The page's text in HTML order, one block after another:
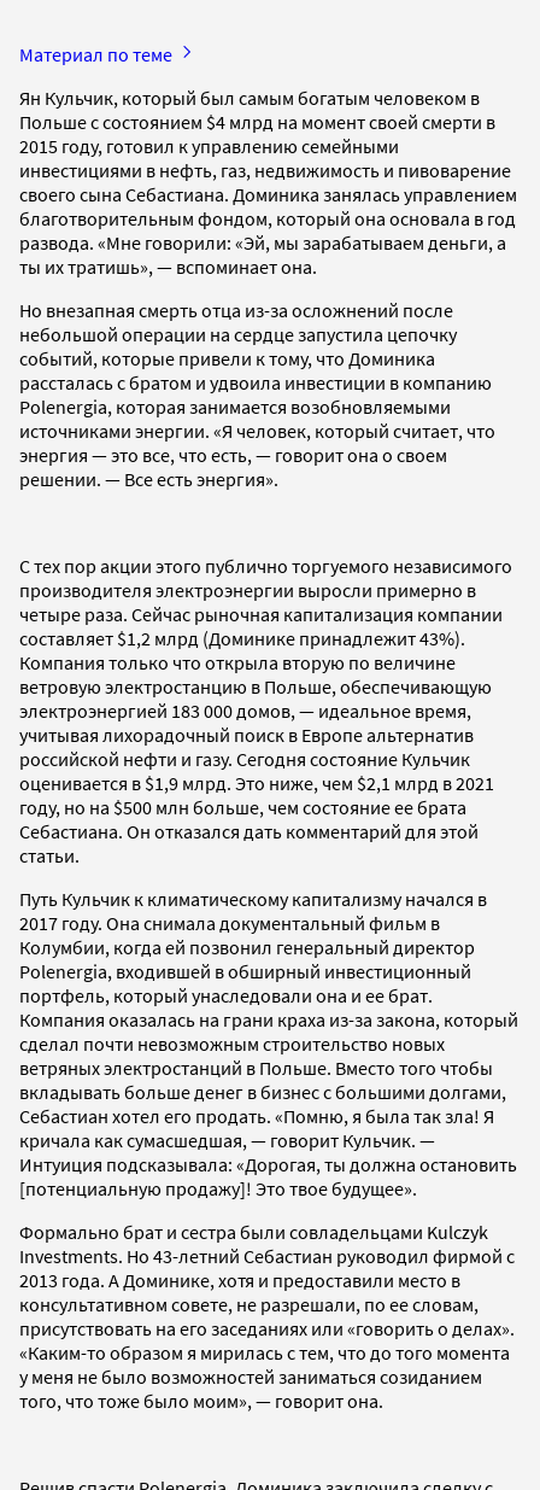
Материал по теме
Ян Кульчик, который был самым богатым человеком в
Польше с состоянием $4 млрд на момент своей смерти в
2015 году, готовил к управлению семейными
инвестициями в нефть, газ, недвижимость и пивоварение
своего сына Себастиана. Доминика занялась управлением
благотворительным фондом, который она основала в год
развода. «Мне говорили: «Эй, мы зарабатываем деньги, а
ты их тратишь», — вспоминает она.
Но внезапная смерть отца из-за осложнений после
небольшой операции на сердце запустила цепочку
событий, которые привели к тому, что Доминика
рассталась с братом и удвоила инвестиции в компанию
Polenergia, которая занимается возобновляемыми
источниками энергии. «Я человек, который считает, что
энергия — это все, что есть, — говорит она о своем
решении. — Все есть энергия».
С тех пор акции этого публично торгуемого независимого
производителя электроэнергии выросли примерно в
четыре раза. Сейчас рыночная капитализация компании
составляет $1,2 млрд (Доминике принадлежит 43%).
Компания только что открыла вторую по величине
ветровую электростанцию в Польше, обеспечивающую
электроэнергией 183 000 домов, — идеальное время,
учитывая лихорадочный поиск в Европе альтернатив
российской нефти и газу. Сегодня состояние Кульчик
оценивается в $1,9 млрд. Это ниже, чем $2,1 млрд в 2021
году, но на $500 млн больше, чем состояние ее брата
Себастиана. Он отказался дать комментарий для этой
статьи.
Путь Кульчик к климатическому капитализму начался в
2017 году. Она снимала документальный фильм в
Колумбии, когда ей позвонил генеральный директор
Polenergia, входившей в обширный инвестиционный
портфель, который унаследовали она и ее брат.
Компания оказалась на грани краха из-за закона, который
сделал почти невозможным строительство новых
ветряных электростанций в Польше. Вместо того чтобы
вкладывать больше денег в бизнес с большими долгами,
Себастиан хотел его продать. «Помню, я была так зла! Я
кричала как сумасшедшая, — говорит Кульчик. —
Интуиция подсказывала: «Дорогая, ты должна остановить
[потенциальную продажу]! Это твое будущее».
Формально брат и сестра были совладельцами Kulczyk
Investments. Но 43-летний Себастиан руководил фирмой с
2013 года. А Доминике, хотя и предоставили место в
консультативном совете, не разрешали, по ее словам,
присутствовать на его заседаниях или «говорить о делах».
«Каким-то образом я мирилась с тем, что до того момента
у меня не было возможностей заниматься созиданием
того, что тоже было моим», — говорит она.